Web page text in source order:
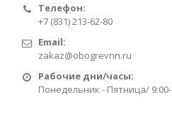
Телефон:
+7 (831) 213-62-80
Email:
zakaz@obogrevnn.ru
Рабочие дни/часы:
Понедельник - Пятница/ 9:00-